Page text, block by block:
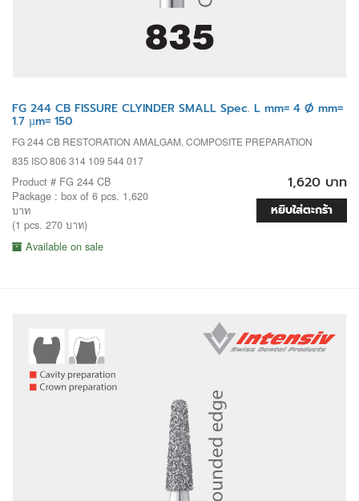
FG 244 CB FISSURE CLYINDER SMALL Spec. L mm= 4 Ø mm=
1.7 µm= 150
FG 244 CB RESTORATION AMALGAM, COMPOSITE PREPARATION
835 ISO 806 314 109 544 017
Product # FG 244 CB
Package : box of 6 pcs. 1,620
บาท
(1 pcs. 270 บาท)
Available on sale
1,620 บาท
หยิบใส่ตะกร้า